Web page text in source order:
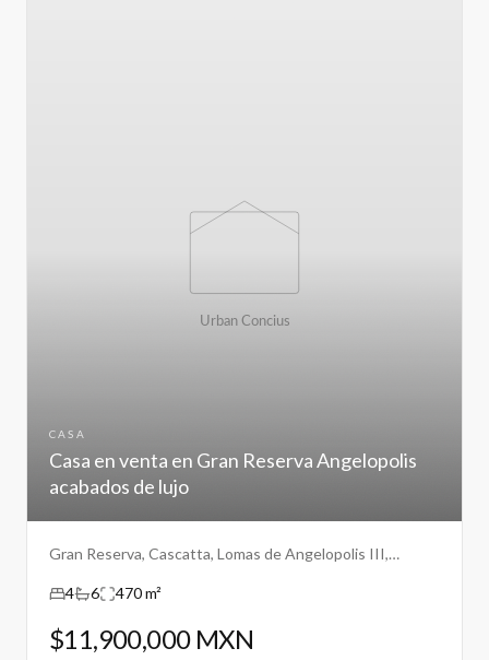
CASA
Casa en venta en Gran Reserva Angelopolis
acabados de lujo
Gran Reserva, Cascatta, Lomas de Angelopolis III,
4
6 470 m²
$11,900,000 MXN